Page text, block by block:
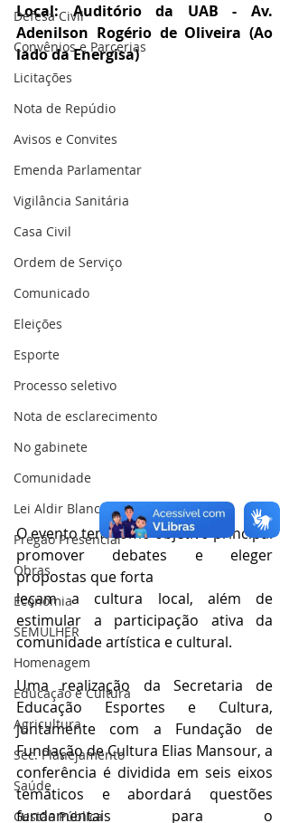
Defesa Civil
Convênios e Parcerias
Licitações
Nota de Repúdio
Avisos e Convites
Emenda Parlamentar
Vigilância Sanitária
Casa Civil
Ordem de Serviço
Comunicado
Eleições
Esporte
Processo seletivo
Nota de esclarecimento
No gabinete
Comunidade
Lei Aldir Blanc
Pregão Presencial
Obras
Economia
SEMULHER
Homenagem
Educação e Cultura
Agricultura
Sec. Planejamento
Saúde
Gestão Pública
Local: Auditório da UAB - Av.
Adenilson Rogério de Oliveira (Ao
lado da Energisa)
O evento tem como objetivo principal
promover debates e eleger
propostas que forta
leçam a cultura local, além de
estimular a participação ativa da
comunidade artística e cultural.
Uma realização da Secretaria de
Educação Esportes e Cultura,
juntamente com a Fundação de
Fundação de Cultura Elias Mansour, a
conferência é dividida em seis eixos
temáticos e abordará questões
fundamentais para o